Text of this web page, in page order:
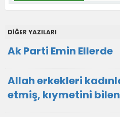
DİĞER YAZILARI
Ak Parti Emin Ellerde
Allah erkekleri
etmiş, kıymetini